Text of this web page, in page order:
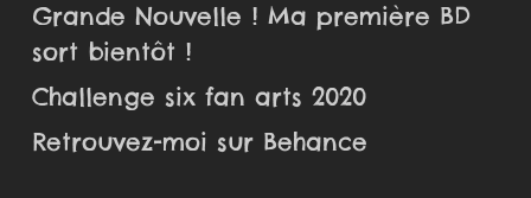
Grande Nouvelle ! Ma première BD
sort bientôt !
Challenge six fan arts 2020
Retrouvez-moi sur Behance